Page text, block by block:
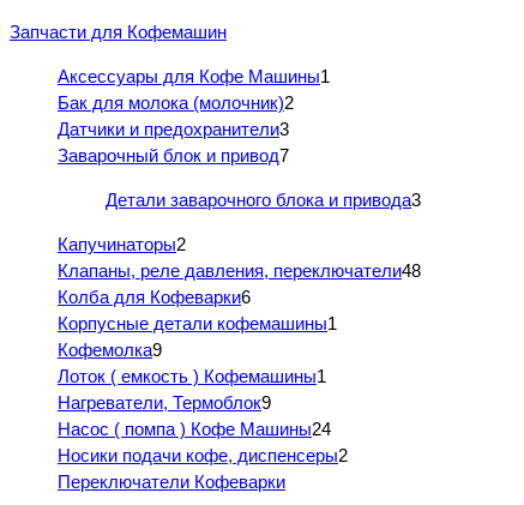
Запчасти для Кофемашин
Аксессуары для Кофе Машины1
Бак для молока (молочник)2
Датчики и предохранители3
Заварочный блок и привод7
Детали заварочного блока и привода3
Капучинаторы2
Клапаны, реле давления, переключатели48
Колба для Кофеварки6
Корпусные детали кофемашины1
Кофемолка9
Лоток ( емкость ) Кофемашины1
Нагреватели, Термоблок9
Насос ( помпа ) Кофе Машины24
Носики подачи кофе, диспенсеры2
Переключатели Кофеварки